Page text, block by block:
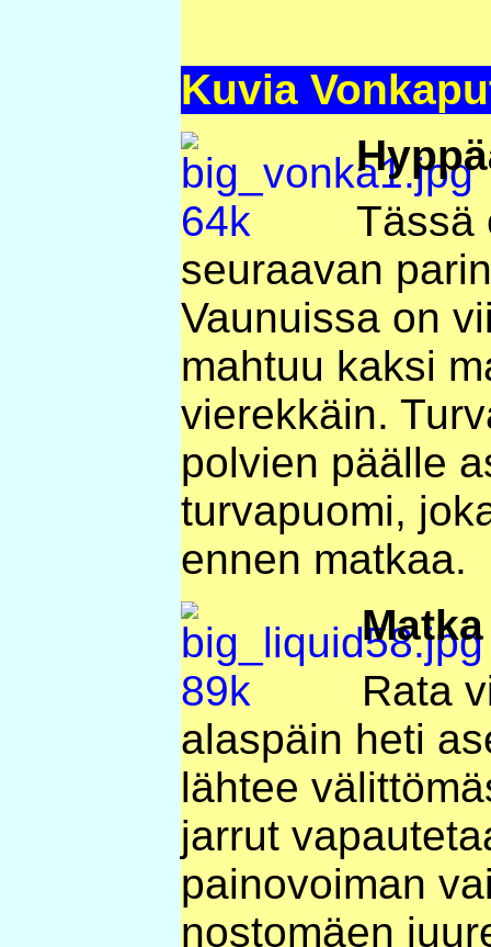
Kuvia
Tässä
seuraavan
Vaunuissa on
mahtuu kaksi
vierekkäin.
polvien päälle
turvapuomi,
ennen matkaa.
Rata
alaspäin heti
lähtee
jarrut
painovoiman
nostomäen